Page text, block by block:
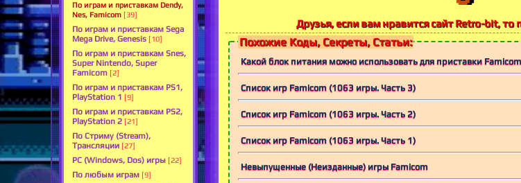
По играм и приставкам Dendy,
Nes, Famicom [39]
По играм и приставкам Sega
Mega Drive, Genesis [10]
По играм и приставкам Snes,
Super Nintendo, Super
Famicom [2]
По играм и приставкам PS1,
PlayStation 1 [9]
По играм и приставкам PS2,
PlayStation 2 [21]
По Стриму (Stream),
Трансляции [27]
PC (Windows, Dos) игры [22]
По любым играм [9]
Друзья, если вам нравится сайт Retro-bit, то
Похожие Коды, Секреты, Статьи:
Какой блок питания можно использовать для приставки
Список игр Famicom (1063 игры. Часть 3)
Список игр Famicom (1063 игры. Часть 2)
Список игр Famicom (1063 игры. Часть 1)
Невыпущенные (Неизданные) игры Famicom